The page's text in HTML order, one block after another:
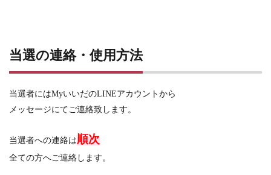
当選の連絡・使用方法
当選者にはMyいいだのLINEアカウントから
メッセージにてご連絡致します。
当選者への連絡は順次
全ての方へご連絡します。